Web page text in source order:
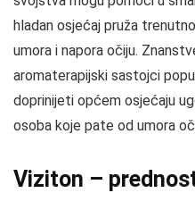
hladan osjećaj pruža
umora i napora očiju.
aromaterapijski sastojci
doprinijeti općem osjećaju
osoba koje pate od umora
Viziton –